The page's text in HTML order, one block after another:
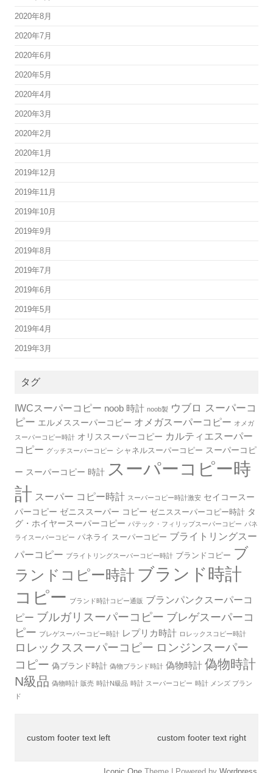
2020年8月
2020年7月
2020年6月
2020年5月
2020年4月
2020年3月
2020年2月
2020年1月
2019年12月
2019年11月
2019年10月
2019年9月
2019年8月
2019年7月
2019年6月
2019年5月
2019年4月
2019年3月
タグ
IWCスーパーコピー noob 時計 noob製 ウブロ スーパーコ
ピー エルメススーパーコピー オメガスーパーコピー オメガ
スーパーコピー時計 オリススーパーコピー カルティエスーパー
コピー グッチスーパーコピー シャネルスーパーコピー スーパーコピ
ー スーパーコピー 時計 スーパーコピー時
計 スーパー コピー時計 スーパーコピー時計激安 セイコースー
パーコピー ゼニススーパー コピー ゼニススーパーコピー時計 タ
グ・ホイヤースーパーコピー パテック・フィリップスーパーコピー パネ
ライスーパーコピー パネライ スーパーコピー ブライトリングスー
パーコピー ブライトリングスーパーコピー時計 ブランドコピー ブ
ランドコピー時計 ブランド時計
コピー ブランド時計コピー通販 ブランパンクスーパーコ
ピー ブルガリスーパーコピー ブレゲスーパーコ
ピー ブレゲスーパーコピー時計 レプリカ時計 ロレックスコピー時計
ロレックススーパーコピー ロンジンスーパー
コピー 偽ブランド時計 偽物ブランド時計 偽物時計 偽物時計
N級品 偽物時計 販売 時計N級品 時計 スーパーコピー 時計 メンズ ブラン
ド
custom footer text left custom footer text right